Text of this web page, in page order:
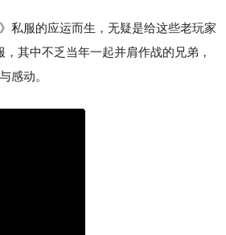
私服的应运而生，无疑是给这些老玩家
其中不乏当年一起并肩作战的兄弟，
感动。